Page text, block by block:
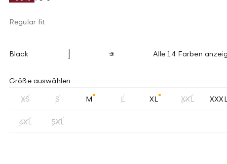
Regular fit
Black Alle 14 Farben
Größe auswählen
XS S M L XL XXL
4XL 5XL